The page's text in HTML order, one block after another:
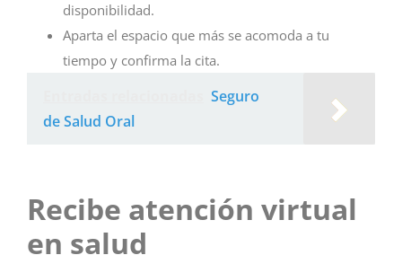
disponibilidad.
Aparta el espacio que más se acomoda a tu
tiempo y confirma la cita.
Seguro
de Salud Oral
Recibe atención virtual
en salud